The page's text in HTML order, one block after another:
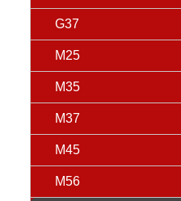
G37
M25
M35
M37
M45
M56